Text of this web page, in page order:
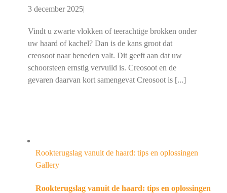
3 december 2025|
Vindt u zwarte vlokken of teerachtige brokken onder
uw haard of kachel? Dan is de kans groot dat
creosoot naar beneden valt. Dit geeft aan dat uw
schoorsteen ernstig vervuild is. Creosoot en de
gevaren daarvan kort samengevat Creosoot is [...]
Rookterugslag vanuit de haard: tips en oplossingen
Gallery
Rookterugslag vanuit de haard: tips en oplossingen